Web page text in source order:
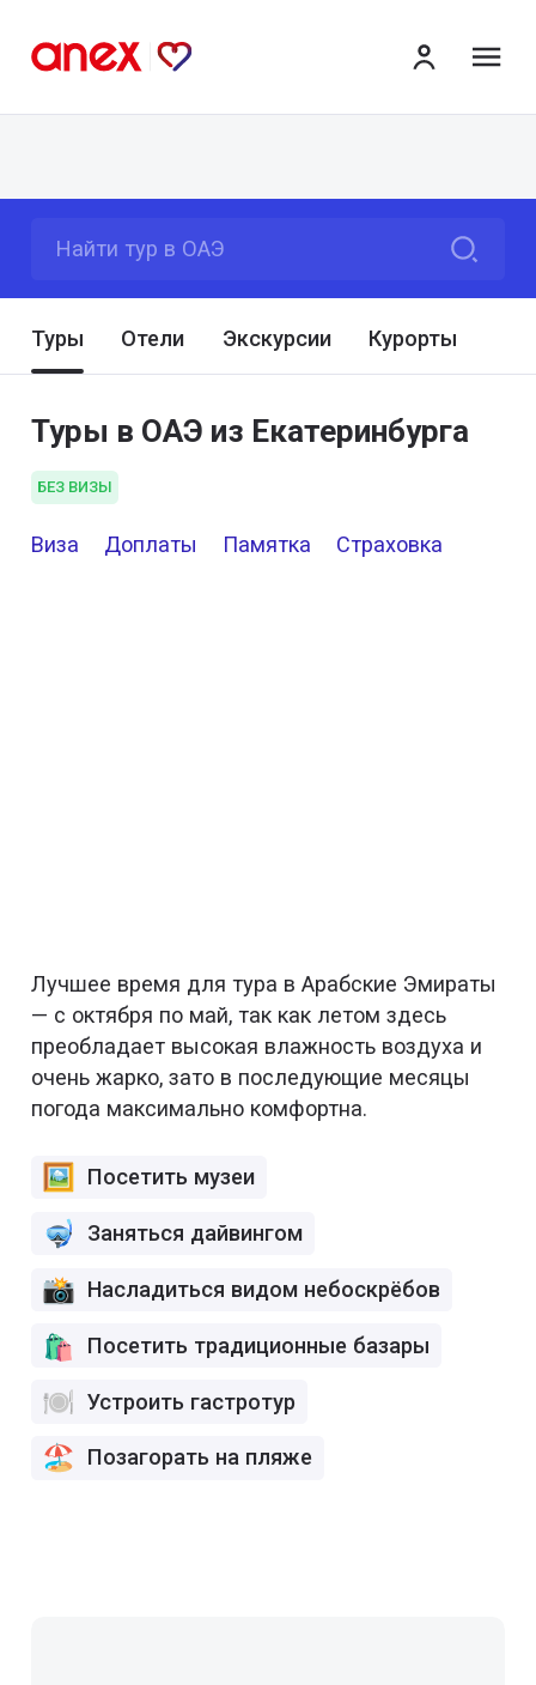
Найти тур в ОАЭ
Туры Отели Экскурсии Курорты
Туры в ОАЭ из Екатеринбурга
БЕЗ ВИЗЫ
Виза Доплаты Памятка Страховка
Лучшее время для тура в Арабские Эмираты
— с октября по май, так как летом здесь
преобладает высокая влажность воздуха и
очень жарко, зато в последующие месяцы
погода максимально комфортна.
Посетить музеи
Заняться дайвингом
Насладиться видом небоскрёбов
Посетить традиционные базары
Устроить гастротур
Позагорать на пляже